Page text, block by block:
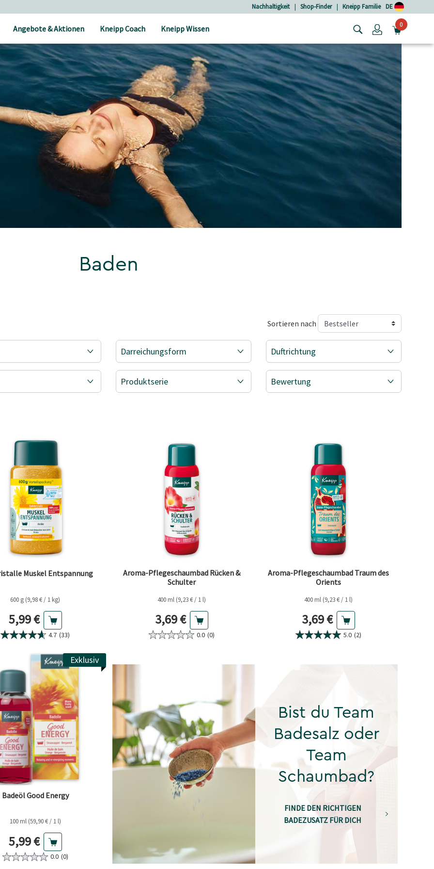
Nachhaltigkeit | Shop-Finder | Kneipp Familie DE
Angebote & Aktionen Kneipp Coach Kneipp Wissen Login0
Baden
Sortieren nach
Darreichungsform Duftrichtung
Produktserie Bewertung
Muskel Entspannung
600 g (9,98 € / 1 kg)
Aktueller Preis
5,99 €
4.7 (33)
Aroma-Pflegeschaumbad Rücken &
Schulter
400 ml (9,23 € / 1 l)
Aktueller Preis
3,69 €
0.0 (0)
Aroma-Pflegeschaumbad Traum des
Orients
400 ml (9,23 € / 1 l)
Aktueller Preis
3,69 €
5.0 (2)
Exklusiv
Badeöl Good Energy
100 ml (59,90 € / 1 l)
Aktueller Preis
5,99 €
0.0 (0)
Bist du Team
Badesalz oder
Team
Schaumbad?
FINDE DEN RICHTIGEN
BADEZUSATZ FÜR DICH